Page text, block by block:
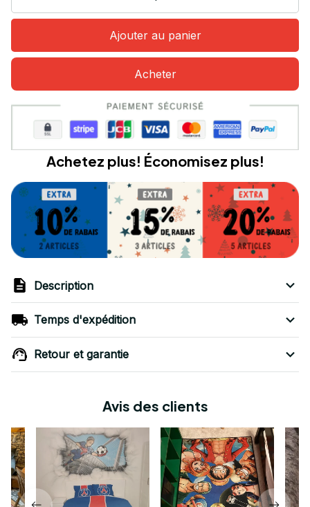
Ajouter au panier
Acheter
Achetez plus! Économisez plus!
Description
Temps d'expédition
Retour et garantie
Avis des clients